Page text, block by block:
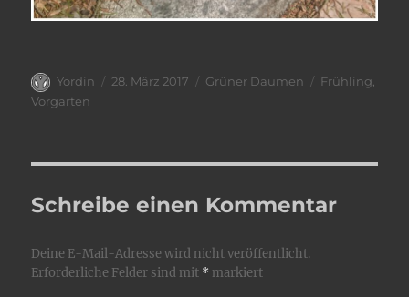
Autor
Yordin
Veröffentlicht
28. März 2017 Kategorien
Grüner Daumen Schlagwörter
Frühling,
Vorgarten
Schreibe einen Kommentar
Deine E-Mail-Adresse wird nicht veröffentlicht.
Erforderliche Felder sind mit * markiert